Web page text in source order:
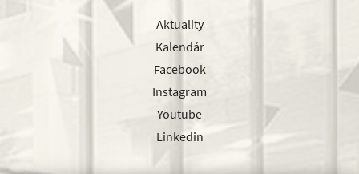
Aktuality
Kalendár
Facebook
Instagram
Youtube
Linkedin